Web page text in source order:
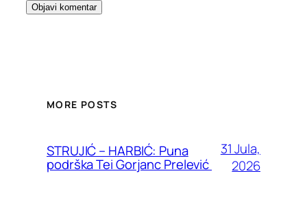
MORE POSTS
STRUJIĆ – HARBIĆ: Puna
podrška Tei Gorjanc Prelević
31 Jula,
2026